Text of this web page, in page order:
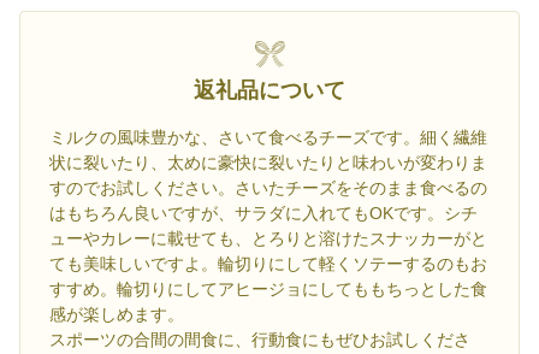
返礼品について
ミルクの風味豊かな、さいて食べるチーズです。細く繊維
状に裂いたり、太めに豪快に裂いたりと味わいが変わりま
すのでお試しください。さいたチーズをそのまま食べるの
はもちろん良いですが、サラダに入れてもOKです。シチ
ューやカレーに載せても、とろりと溶けたスナッカーがと
ても美味しいですよ。輪切りにして軽くソテーするのもお
すすめ。輪切りにしてアヒージョにしてももちっとした食
感が楽しめます。
スポーツの合間の間食に、行動食にもぜひお試しくださ